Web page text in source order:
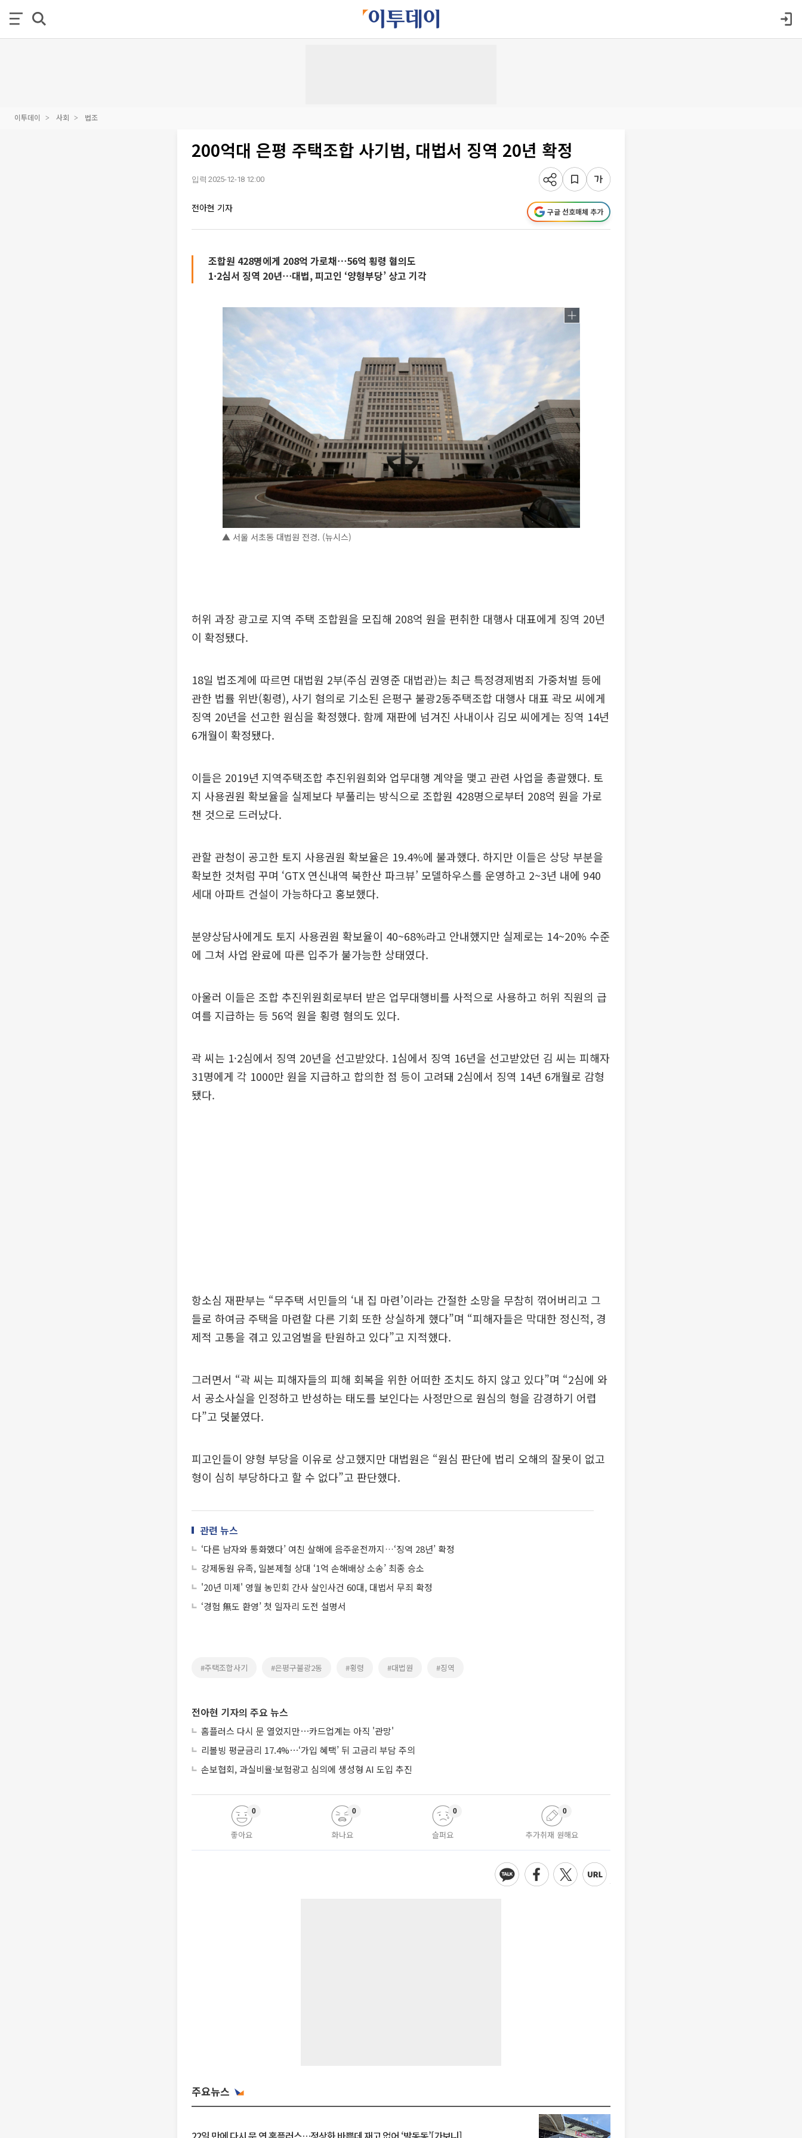
이투데이 사회 법조
200억대 은평 주택조합 사기범, 대법서 징역 20년 확정
입력 2025-12-18 12:00
전아현 기자 구글 선호매체 추가
조합원 428명에게 208억 가로채⋯56억 횡령 혐의도
1·2심서 징역 20년⋯대법, 피고인 ‘양형부당’ 상고 기각
▲ 서울 서초동 대법원 전경. (뉴시스)
허위 과장 광고로 지역 주택 조합원을 모집해 208억 원을 편취한 대행사 대표에게 징역 20년
이 확정됐다.
18일 법조계에 따르면 대법원 2부(주심 권영준 대법관)는 최근 특정경제범죄 가중처벌 등에
관한 법률 위반(횡령), 사기 혐의로 기소된 은평구 불광2동주택조합 대행사 대표 곽모 씨에게
징역 20년을 선고한 원심을 확정했다. 함께 재판에 넘겨진 사내이사 김모 씨에게는 징역 14년
6개월이 확정됐다.
이들은 2019년 지역주택조합 추진위원회와 업무대행 계약을 맺고 관련 사업을 총괄했다. 토
지 사용권원 확보율을 실제보다 부풀리는 방식으로 조합원 428명으로부터 208억 원을 가로
챈 것으로 드러났다.
관할 관청이 공고한 토지 사용권원 확보율은 19.4%에 불과했다. 하지만 이들은 상당 부분을
확보한 것처럼 꾸며 ‘GTX 연신내역 북한산 파크뷰’ 모델하우스를 운영하고 2~3년 내에 940
세대 아파트 건설이 가능하다고 홍보했다.
분양상담사에게도 토지 사용권원 확보율이 40~68%라고 안내했지만 실제로는 14~20% 수준
에 그쳐 사업 완료에 따른 입주가 불가능한 상태였다.
아울러 이들은 조합 추진위원회로부터 받은 업무대행비를 사적으로 사용하고 허위 직원의 급
여를 지급하는 등 56억 원을 횡령 혐의도 있다.
곽 씨는 1·2심에서 징역 20년을 선고받았다. 1심에서 징역 16년을 선고받았던 김 씨는 피해자
31명에게 각 1000만 원을 지급하고 합의한 점 등이 고려돼 2심에서 징역 14년 6개월로 감형
됐다.
항소심 재판부는 “무주택 서민들의 ‘내 집 마련’이라는 간절한 소망을 무참히 꺾어버리고 그
들로 하여금 주택을 마련할 다른 기회 또한 상실하게 했다”며 “피해자들은 막대한 정신적, 경
제적 고통을 겪고 있고엄벌을 탄원하고 있다”고 지적했다.
그러면서 “곽 씨는 피해자들의 피해 회복을 위한 어떠한 조치도 하지 않고 있다”며 “2심에 와
서 공소사실을 인정하고 반성하는 태도를 보인다는 사정만으로 원심의 형을 감경하기 어렵
다”고 덧붙였다.
피고인들이 양형 부당을 이유로 상고했지만 대법원은 “원심 판단에 법리 오해의 잘못이 없고
형이 심히 부당하다고 할 수 없다”고 판단했다.
관련 뉴스
‘다른 남자와 통화했다’ 여친 살해에 음주운전까지…‘징역 28년’ 확정
강제동원 유족, 일본제철 상대 ‘1억 손해배상 소송’ 최종 승소
'20년 미제' 영월 농민회 간사 살인사건 60대, 대법서 무죄 확정
‘경험 無도 환영’ 첫 일자리 도전 설명서
#주택조합사기 #은평구불광2동 #횡령 #대법원 #징역
전아현 기자의 주요 뉴스
홈플러스 다시 문 열었지만⋯카드업계는 아직 '관망'
리볼빙 평균금리 17.4%⋯‘가입 혜택’ 뒤 고금리 부담 주의
손보협회, 과실비율·보험광고 심의에 생성형 AI 도입 추진
좋아요
0
화나요
0
슬퍼요
0
추가취재 원해요
0
주요뉴스